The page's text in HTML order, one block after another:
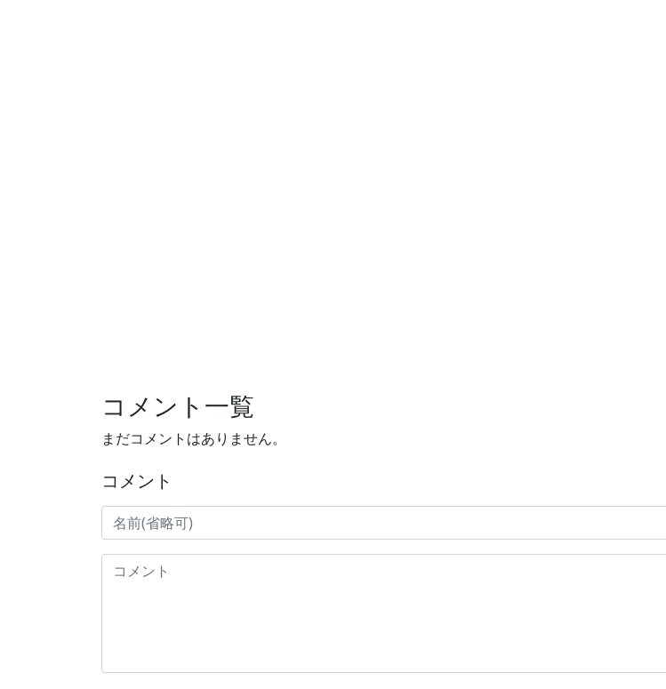
コメント一覧
まだコメントはありません。
コメント